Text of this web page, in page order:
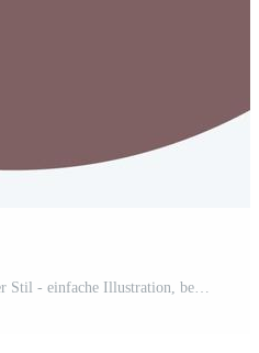
Symbol Tiernahrung i - flacher Stil - einfache Illustration, bearbeitbarer Strich Kostenloser Vektor und Kostenloses SVG